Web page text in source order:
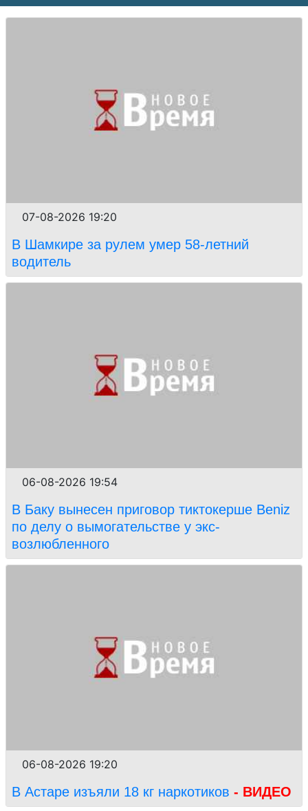
07-08-2026 19:20
В Шамкире за рулем умер 58-летний
водитель
06-08-2026 19:54
В Баку вынесен приговор тиктокерше Beniz
по делу о вымогательстве у экс-
возлюбленного
06-08-2026 19:20
В Астаре изъяли 18 кг наркотиков - ВИДЕО